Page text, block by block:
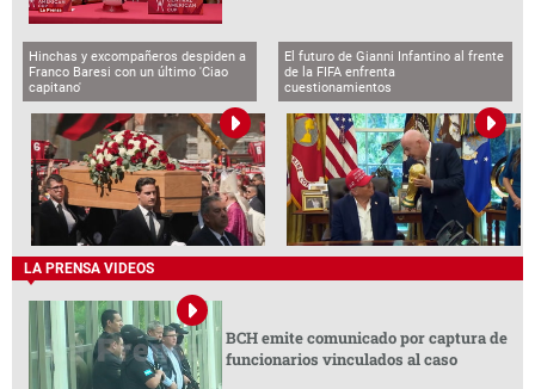
Hinchas y excompañeros despiden a
Franco Baresi con un último 'Ciao
capitano'
El futuro de Gianni Infantino al frente
de la FIFA enfrenta
cuestionamientos
LA PRENSA VIDEOS
BCH emite comunicado por captura de
funcionarios vinculados al caso